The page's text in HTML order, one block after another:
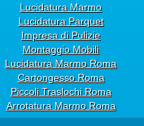
Lucidatura Marmo
Lucidatura Parquet
Impresa di Pulizie
Montaggio Mobili
Lucidatura Marmo Roma
Cartongesso Roma
Piccoli Traslochi Roma
Arrotatura Marmo Roma